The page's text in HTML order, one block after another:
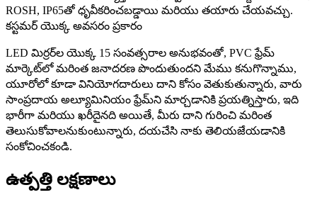
ROSH, IP65తో ధృవీకరించబడ్డాయి మరియు తయారు చేయవచ్చు.
కస్టమర్ యొక్క అవసరం ప్రకారం
LED మిర్రర్‌ల యొక్క 15 సంవత్సరాల అనుభవంతో, PVC ఫ్రేమ్
మార్కెట్‌లో మరింత జనాదరణ పొందుతుందని మేము కనుగొన్నాము,
యూరోలో కూడా వినియోగదారులు దాని కోసం వెతుకుతున్నారు, వారు
సాంప్రదాయ అల్యూమినియం ఫ్రేమ్‌ని మార్చడానికి ప్రయత్నిస్తారు, ఇది
భారీగా మరియు ఖరీదైనది అయితే, మీరు దాని గురించి మరింత
తెలుసుకోవాలనుకుంటున్నారు, దయచేసి నాకు తెలియజేయడానికి
సంకోచించకండి.
ఉత్పత్తి లక్షణాలు